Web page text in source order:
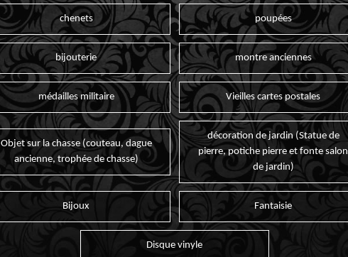
chenets poupées
bijouterie montre anciennes
médailles militaire Vieilles cartes postales
Objet sur la chasse (couteau, dague
ancienne, trophée de chasse)
décoration de jardin (Statue de
pierre, potiche pierre et fonte salon
de jardin)
Bijoux Fantaisie
Disque vinyle